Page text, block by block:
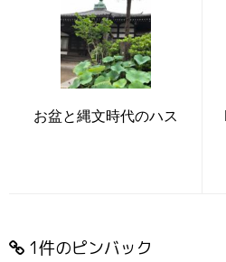
お盆と縄文時代のハス
1件のピンバック